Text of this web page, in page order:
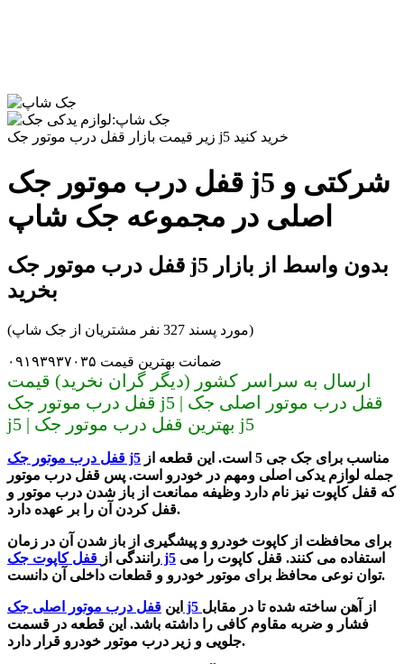
زیر قیمت بازار قفل درب موتور جک j5 خرید کنید
قفل درب موتور جک j5 شرکتی و
اصلی در مجموعه جک شاپ
قفل درب موتور جک j5 بدون واسط از بازار
بخرید
(مورد پسند 327 نفر مشتریان از جک شاپ)
ضمانت بهترین قیمت ۰۹۱۹۳۹۳۷۰۳۵
ارسال به سراسر کشور (دیگر گران نخرید) قیمت
قفل درب موتور جک j5 | قفل درب موتور اصلی جک
j5 | بهترین قفل درب موتور جک j5
قفل درب موتور جک j5
جمله لوازم ‌یدکی اصلی ومهم در خودرو است. پس قفل درب موتور
که قفل کاپوت نیز نام دارد وظیفه ممانعت از باز شدن درب موتور و
قفل کردن آن را بر عهده دارد.
برای محافظت از کاپوت خودرو و پیشگیری از باز شدن آن در زمان
رانندگی از قفل کاپوت جک j5
‌توان نوعی محافظ برای موتور خودرو و قطعات داخلی آن دانست.
این قفل درب موتور اصلی جک j5 از آهن ساخته شده تا در مقابل
فشار و ضربه مقاوم کافی را داشته باشد. این قطعه در قسمت
جلویی و زیر درب موتور خودرو قرار دارد.